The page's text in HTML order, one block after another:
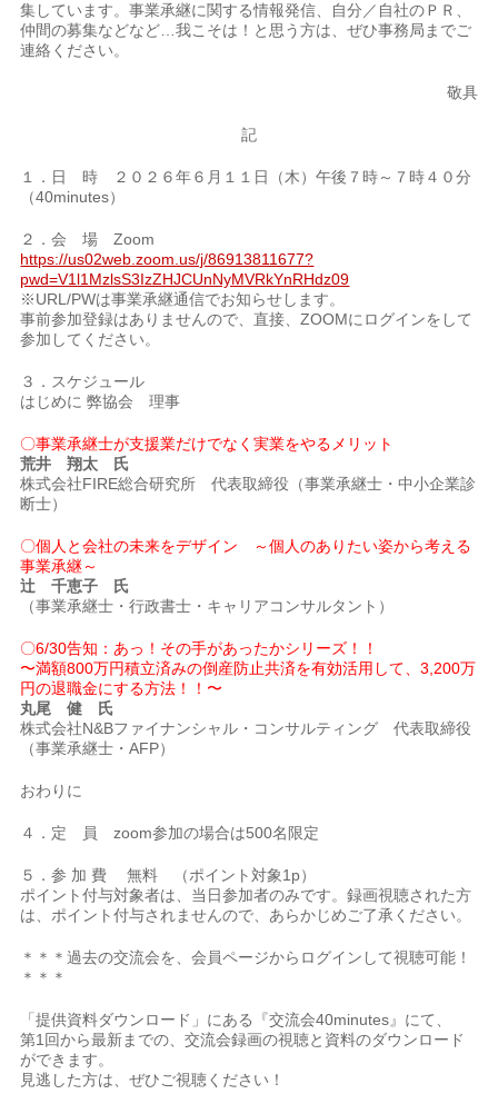
集しています。事業承継に関する情報発信、自分／自社のＰＲ、
仲間の募集などなど…我こそは！と思う方は、ぜひ事務局までご
連絡ください。
敬具
記
１．日 時 ２０２６年６月１１日（木）午後７時～７時４０分
（40minutes）
２．会 場 Zoom
https://us02web.zoom.us/j/86913811677?
pwd=V1l1MzlsS3IzZHJCUnNyMVRkYnRHdz09
※URL/PWは事業承継通信でお知らせします。
事前参加登録はありませんので、直接、ZOOMにログインをして
参加してください。
３．スケジュール
はじめに 弊協会 理事
〇事業承継士が支援業だけでなく実業をやるメリット
荒井 翔太 氏
株式会社FIRE総合研究所 代表取締役（事業承継士・中小企業診
断士）
〇個人と会社の未来をデザイン ～個人のありたい姿から考える
事業承継～
辻 千恵子 氏
（事業承継士・行政書士・キャリアコンサルタント）
〇6/30告知：あっ！その手があったかシリーズ！！
〜満額800万円積立済みの倒産防止共済を有効活用して、3,200万
円の退職金にする方法！！〜
丸尾 健 氏
株式会社N&Bファイナンシャル・コンサルティング 代表取締役
（事業承継士・AFP）
おわりに
４．定 員 zoom参加の場合は500名限定
５．参 加 費 無料 （ポイント対象1p）
ポイント付与対象者は、当日参加者のみです。録画視聴された方
は、ポイント付与されませんので、あらかじめご了承ください。
＊＊＊過去の交流会を、会員ページからログインして視聴可能！
＊＊＊
「提供資料ダウンロード」にある『交流会40minutes』にて、
第1回から最新までの、交流会録画の視聴と資料のダウンロード
ができます。
見逃した方は、ぜひご視聴ください！